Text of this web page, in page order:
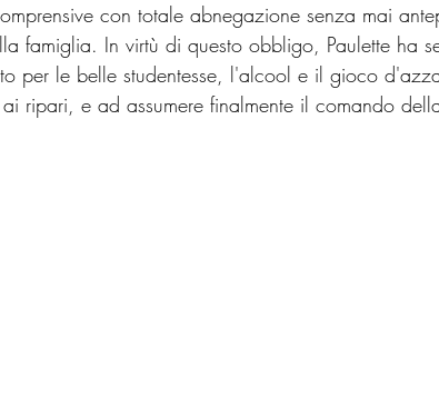
con totale abnegazione senza mai
famiglia. In virtù di questo obbligo, Paulette ha
per le belle studentesse, l'alcool e il gioco
ripari, e ad assumere finalmente il comando